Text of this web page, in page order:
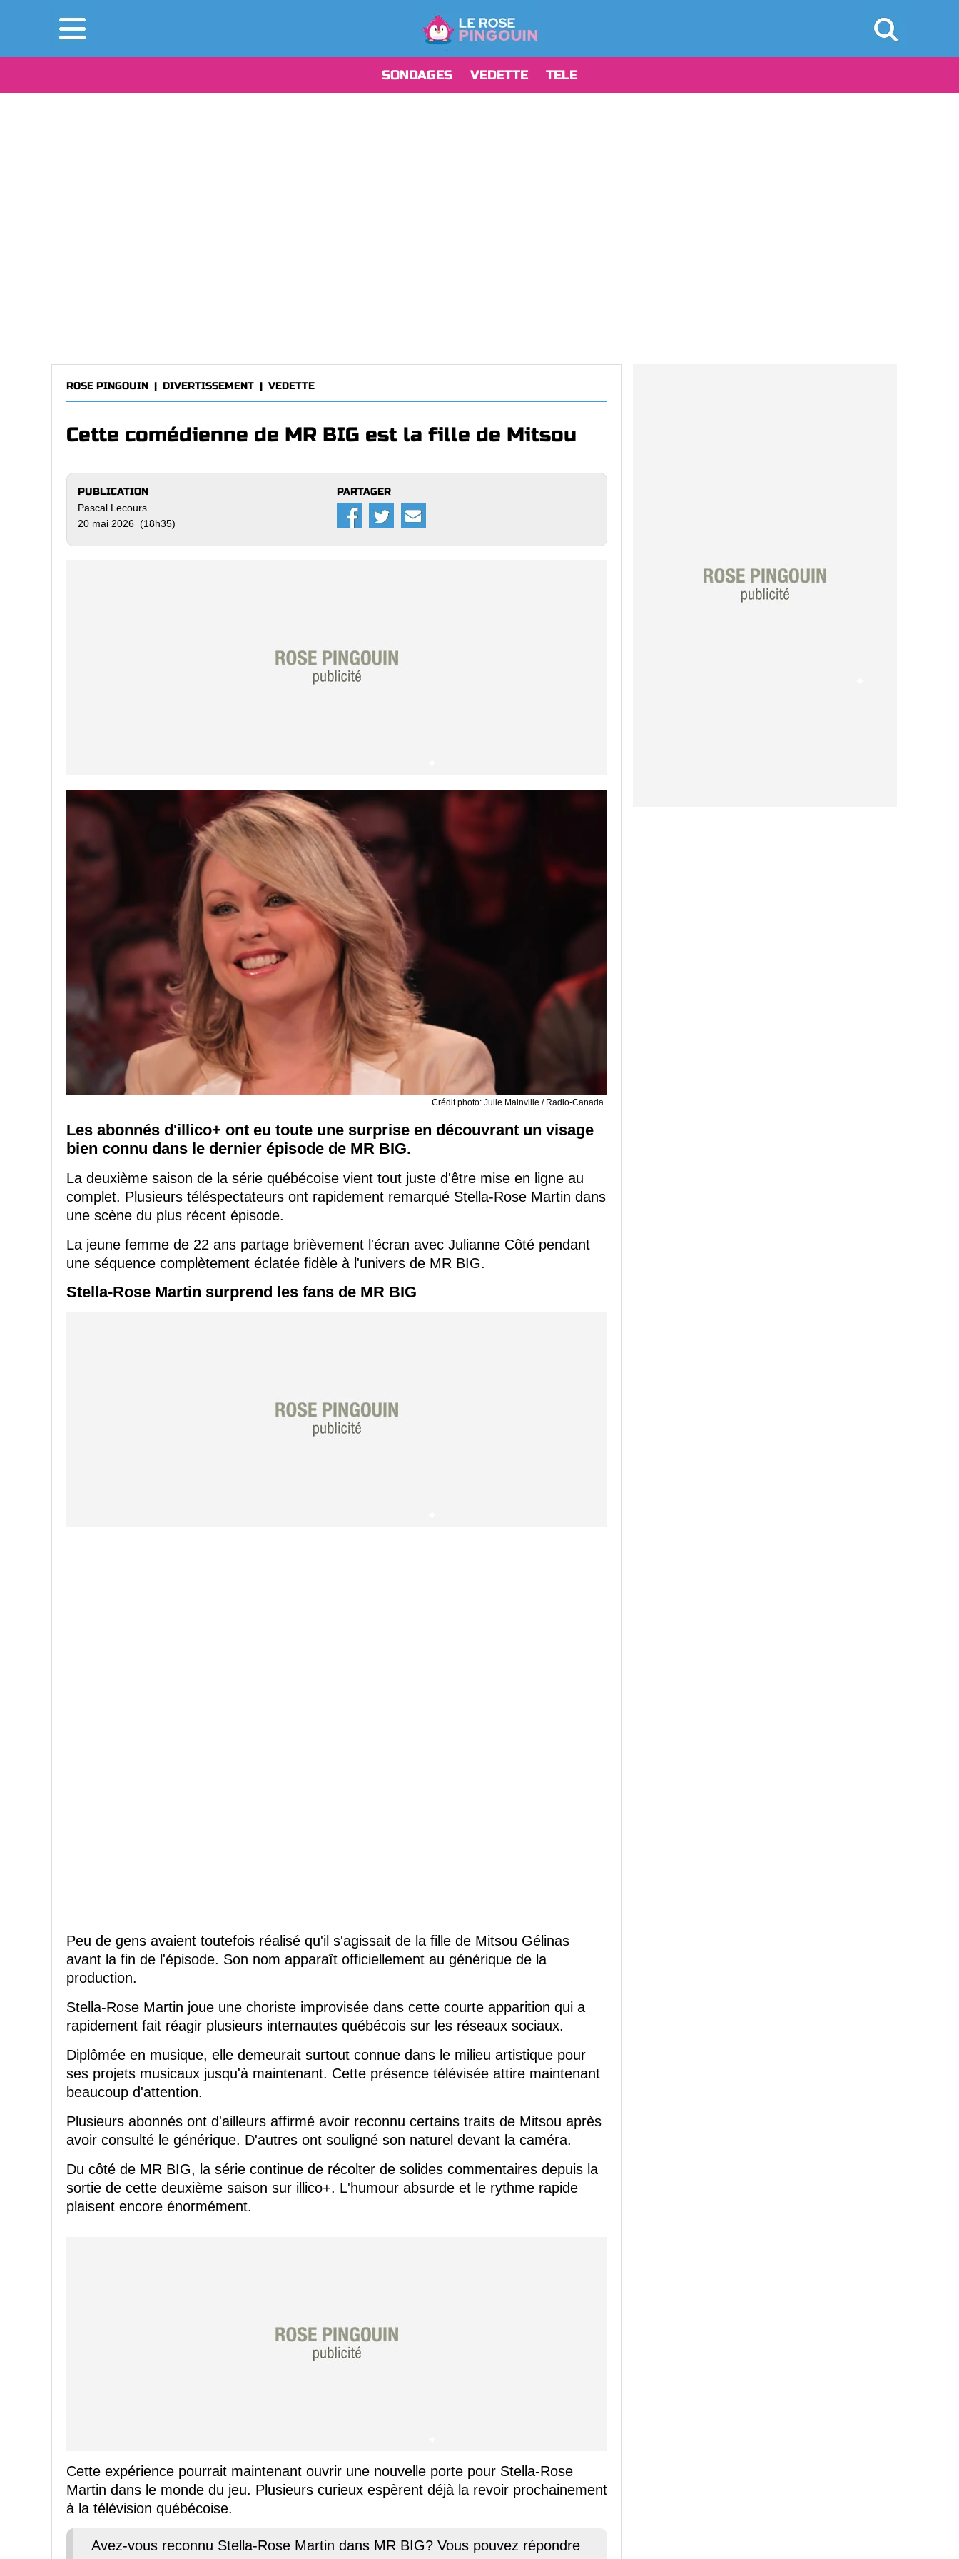
SONDAGES VEDETTE TELE
ROSE PINGOUIN | DIVERTISSEMENT | VEDETTE
Cette comédienne de MR BIG est la fille de Mitsou
PUBLICATION
Pascal Lecours
20 mai 2026 (18h35)
PARTAGER
Crédit photo: Julie Mainville / Radio-Canada
Les abonnés d'illico+ ont eu toute une surprise en découvrant un visage
bien connu dans le dernier épisode de MR BIG.
La deuxième saison de la série québécoise vient tout juste d'être mise en ligne au
complet. Plusieurs téléspectateurs ont rapidement remarqué Stella-Rose Martin dans
une scène du plus récent épisode.
La jeune femme de 22 ans partage brièvement l'écran avec Julianne Côté pendant
une séquence complètement éclatée fidèle à l'univers de MR BIG.
Stella-Rose Martin surprend les fans de MR BIG
Peu de gens avaient toutefois réalisé qu'il s'agissait de la fille de Mitsou Gélinas
avant la fin de l'épisode. Son nom apparaît officiellement au générique de la
production.
Stella-Rose Martin joue une choriste improvisée dans cette courte apparition qui a
rapidement fait réagir plusieurs internautes québécois sur les réseaux sociaux.
Diplômée en musique, elle demeurait surtout connue dans le milieu artistique pour
ses projets musicaux jusqu'à maintenant. Cette présence télévisée attire maintenant
beaucoup d'attention.
Plusieurs abonnés ont d'ailleurs affirmé avoir reconnu certains traits de Mitsou après
avoir consulté le générique. D'autres ont souligné son naturel devant la caméra.
Du côté de MR BIG, la série continue de récolter de solides commentaires depuis la
sortie de cette deuxième saison sur illico+. L'humour absurde et le rythme rapide
plaisent encore énormément.
Cette expérience pourrait maintenant ouvrir une nouvelle porte pour Stella-Rose
Martin dans le monde du jeu. Plusieurs curieux espèrent déjà la revoir prochainement
à la télévision québécoise.
Avez-vous reconnu Stella-Rose Martin dans MR BIG? Vous pouvez répondre